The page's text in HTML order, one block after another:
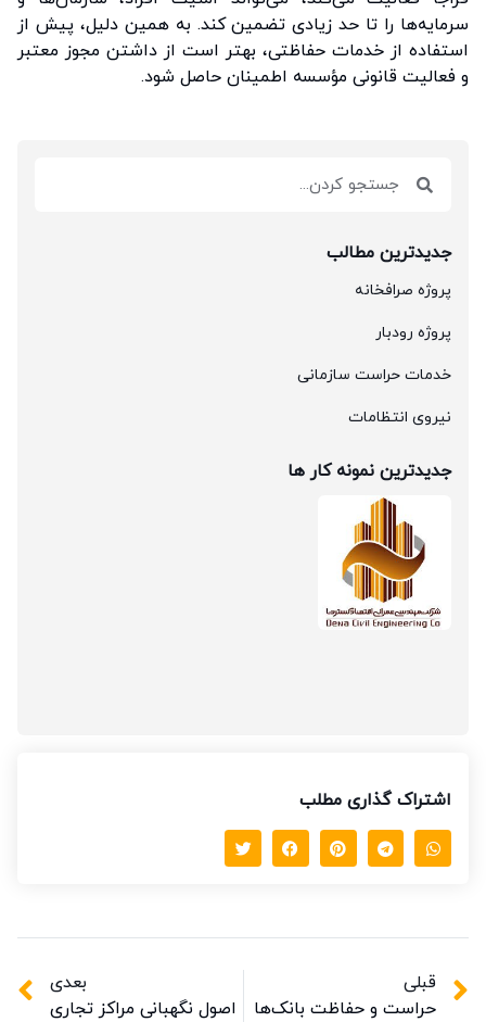
سرمایه‌ها را تا حد زیادی تضمین کند. به همین دلیل، پیش از
استفاده از خدمات حفاظتی، بهتر است از داشتن مجوز معتبر
و فعالیت قانونی مؤسسه اطمینان حاصل شود.
جدیدترین مطالب
پروژه صرافخانه
پروژه رودبار
خدمات حراست سازمانی
نیروی انتظامات
جدیدترین نمونه کار ها
اشتراک گذاری مطلب
قبلی
حراست و حفاظت بانک‌ها
بعدی
اصول نگهبانی مراکز تجاری